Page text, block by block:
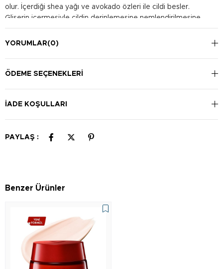
olur. İçerdiği shea yağı ve avokado özleri ile cildi besler.
Gliserin içermesiyle cildin derinlemesine nemlendirilmesine
destek sağlar.
Kullanım Şekli:
YORUMLAR(0)
ÖDEME SEÇENEKLERI
İADE KOŞULLARI
PAYLAŞ :
Benzer Ürünler